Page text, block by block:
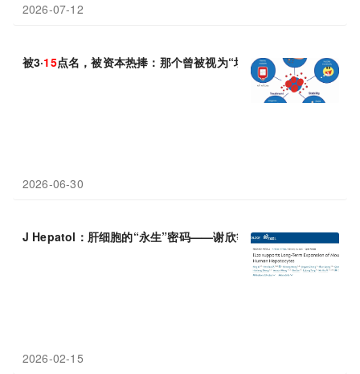
2026-07-12
被3·15点名，被资本热捧：那个曾被视为“垃圾”的细胞外囊泡，正
2026-06-30
J Hepatol：肝细胞的“永生”密码——谢欣等发现IL-22是支持肝细
2026-02-15